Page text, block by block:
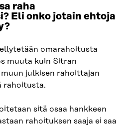
raha
Eli onko jotain ehtoja
omarahoitusta
muuta kuin Sitran
julkisen rahoittajan
rahoitusta.
sitä osaa hankkeen
rahoituksen saaja ei saa